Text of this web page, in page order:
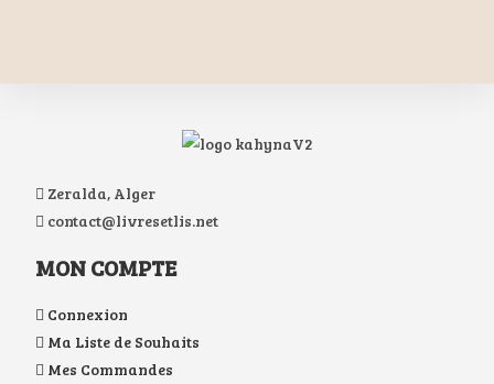
Zeralda, Alger
contact@livresetlis.net
MON COMPTE
Connexion
Ma Liste de Souhaits
Mes Commandes